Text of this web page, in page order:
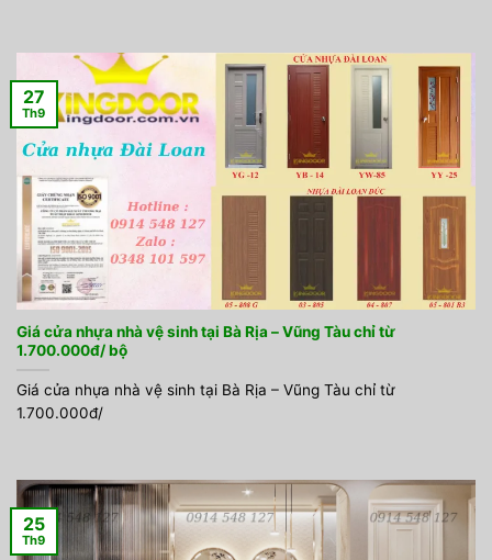
Giá cửa nhựa nhà vệ sinh tại Bà Rịa – Vũng Tàu chỉ từ
1.700.000đ/ bộ
Giá cửa nhựa nhà vệ sinh tại Bà Rịa – Vũng Tàu chỉ từ
1.700.000đ/
27
Th9
25
Th9